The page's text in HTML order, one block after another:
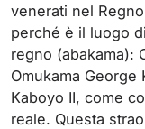
venerati nel
perché è il luogo
regno (abakama):
Omukama George
Kaboyo II, come
reale. Questa